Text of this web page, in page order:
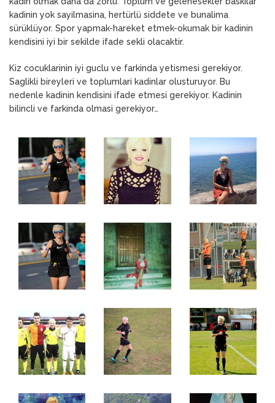
kadinin yok sayilmasina, hertürlü siddete ve bunalima
sürüklüyor. Spor yapmak-hareket etmek-okumak bir kadinin
kendisini iyi bir sekilde ifade sekli olacaktir.
Kiz cocuklarinin iyi guclu ve farkinda yetismesi gerekiyor.
Saglikli bireyleri ve toplumlari kadinlar olusturuyor. Bu
nedenle kadinin kendisini ifade etmesi gerekiyor. Kadinin
bilincli ve farkinda olmasi gerekiyor…